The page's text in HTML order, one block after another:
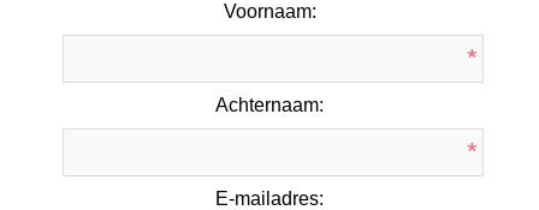
Voornaam:
*
Achternaam:
*
E-mailadres: